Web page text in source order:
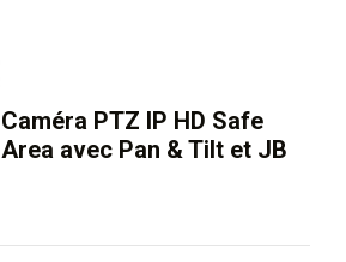
Caméra PTZ IP HD Safe
Area avec Pan & Tilt et JB